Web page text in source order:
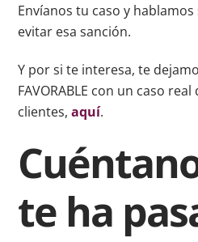
Envíanos tu caso y
evitar esa sanción.
Y por si te interesa, te
FAVORABLE con un caso
clientes,aquí.
te ha